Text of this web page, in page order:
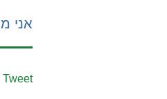
אני
Tweet